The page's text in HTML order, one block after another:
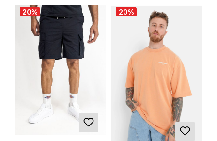
20% 20%